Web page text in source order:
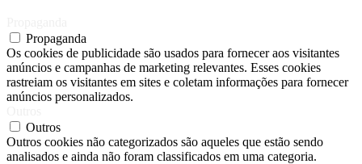
Propaganda
Os cookies de publicidade são usados ​​para fornecer aos visitantes
anúncios e campanhas de marketing relevantes. Esses cookies
rastreiam os visitantes em sites e coletam informações para fornecer
anúncios personalizados.
Outros
Outros cookies não categorizados são aqueles que estão sendo
analisados ​​e ainda não foram classificados em uma categoria.